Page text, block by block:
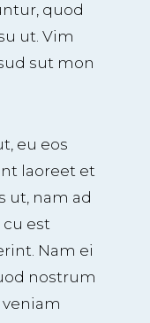
quod
ut. Vim
sut mon
eu eos
laoreet et
ut, nam ad
est
Nam ei
nostrum